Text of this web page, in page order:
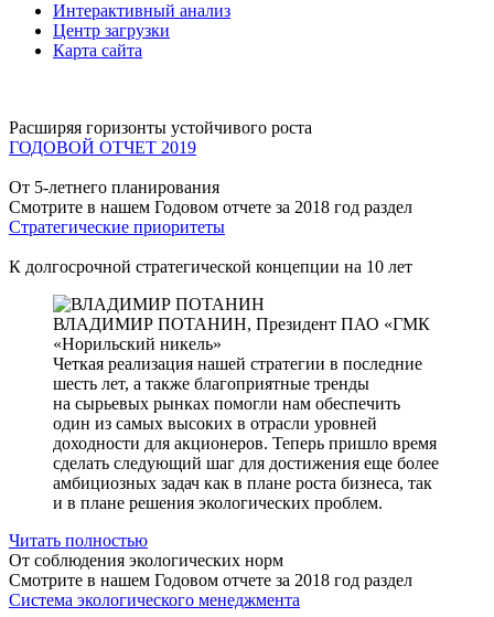
Интерактивный анализ
Центр загрузки
Карта сайта
Расширяя горизонты устойчивого роста
ГОДОВОЙ ОТЧЕТ 2019
От 5-летнего планирования
Смотрите в нашем Годовом отчете за 2018 год раздел
Стратегические приоритеты
К долгосрочной стратегической концепции на 10 лет
ВЛАДИМИР ПОТАНИН, Президент ПАО «ГМК
«Норильский никель»
Четкая реализация нашей стратегии в последние
шесть лет, а также благоприятные тренды
на сырьевых рынках помогли нам обеспечить
один из самых высоких в отрасли уровней
доходности для акционеров. Теперь пришло время
сделать следующий шаг для достижения еще более
амбициозных задач как в плане роста бизнеса, так
и в плане решения экологических проблем.
Читать полностью
От соблюдения экологических норм
Смотрите в нашем Годовом отчете за 2018 год раздел
Система экологического менеджмента